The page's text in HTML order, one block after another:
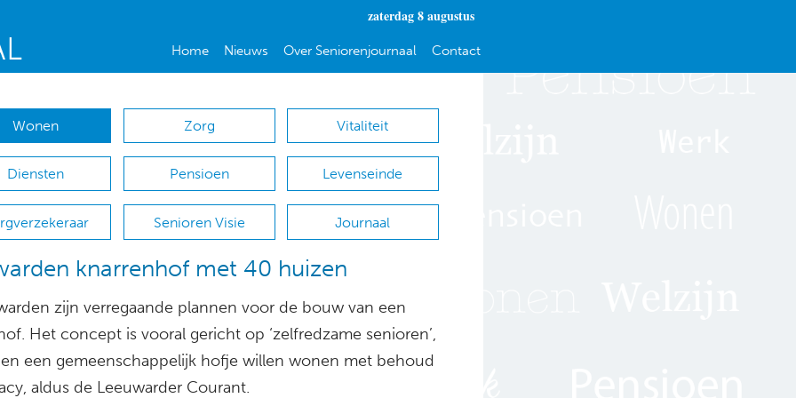
zaterdag 8 augustus
Home Nieuws Over Seniorenjournaal Contact
Wonen Zorg Vitaliteit
Diensten Pensioen Levenseinde
Senioren Visie Journaal
knarrenhof met 40 huizen
zijn verregaande plannen voor de bouw van een
Het concept is vooral gericht op ‘zelfredzame senioren’,
een gemeenschappelijk hofje willen wonen met behoud
aldus de Leeuwarder Courant.